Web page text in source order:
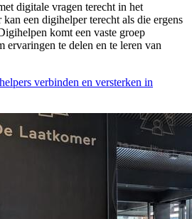
digitale vragen terecht in het
een digihelper terecht als die ergens
komt een vaste groep
ervaringen te delen en te leren van
verbinden en versterken in